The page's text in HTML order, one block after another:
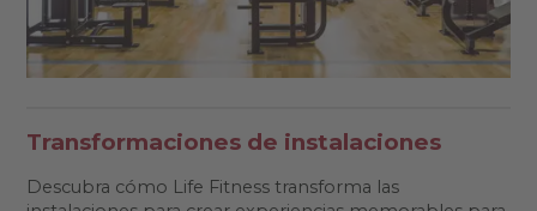
Transformaciones de instalaciones
Descubra cómo Life Fitness transforma las